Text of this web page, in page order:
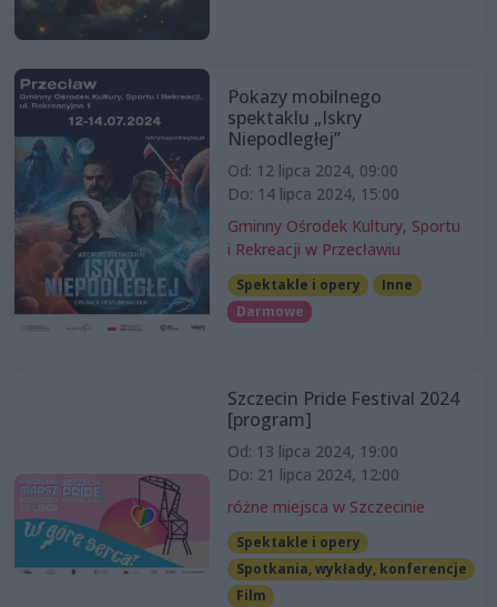
Pokazy mobilnego
spektaklu „Iskry
Niepodległej”
Od: 12 lipca 2024, 09:00
Do: 14 lipca 2024, 15:00
Gminny Ośrodek Kultury, Sportu
i Rekreacji w Przecławiu
Spektakle i opery
Inne
Darmowe
Szczecin Pride Festival 2024
[program]
Od: 13 lipca 2024, 19:00
Do: 21 lipca 2024, 12:00
różne miejsca w Szczecinie
Spektakle i opery
Spotkania, wykłady, konferencje
Film